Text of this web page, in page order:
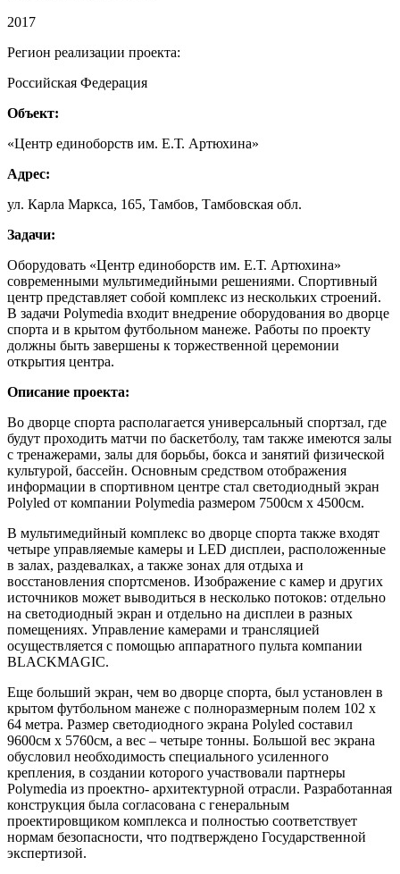
2017
Регион реализации проекта:
Российская Федерация
Объект:
«Центр единоборств им. Е.Т. Артюхина»
Адрес:
ул. Карла Маркса, 165, Тамбов, Тамбовская обл.
Задачи:
Оборудовать «Центр единоборств им. Е.Т. Артюхина»
современными мультимедийными решениями. Спортивный
центр представляет собой комплекс из нескольких строений.
В задачи Polymedia входит внедрение оборудования во дворце
спорта и в крытом футбольном манеже. Работы по проекту
должны быть завершены к торжественной церемонии
открытия центра.
Описание проекта:
Во дворце спорта располагается универсальный спортзал, где
будут проходить матчи по баскетболу, там также имеются залы
с тренажерами, залы для борьбы, бокса и занятий физической
культурой, бассейн. Основным средством отображения
информации в спортивном центре стал светодиодный экран
Polyled от компании Polymedia размером 7500см х 4500см.
В мультимедийный комплекс во дворце спорта также входят
четыре управляемые камеры и LED дисплеи, расположенные
в залах, раздевалках, а также зонах для отдыха и
восстановления спортсменов. Изображение с камер и других
источников может выводиться в несколько потоков: отдельно
на светодиодный экран и отдельно на дисплеи в разных
помещениях. Управление камерами и трансляцией
осуществляется с помощью аппаратного пульта компании
BLACKMAGIC.
Еще больший экран, чем во дворце спорта, был установлен в
крытом футбольном манеже с полноразмерным полем 102 х
64 метра. Размер светодиодного экрана Polyled составил
9600см х 5760см, а вес – четыре тонны. Большой вес экрана
обусловил необходимость специального усиленного
крепления, в создании которого участвовали партнеры
Polymedia из проектно- архитектурной отрасли. Разработанная
конструкция была согласована с генеральным
проектировщиком комплекса и полностью соответствует
нормам безопасности, что подтверждено Государственной
экспертизой.